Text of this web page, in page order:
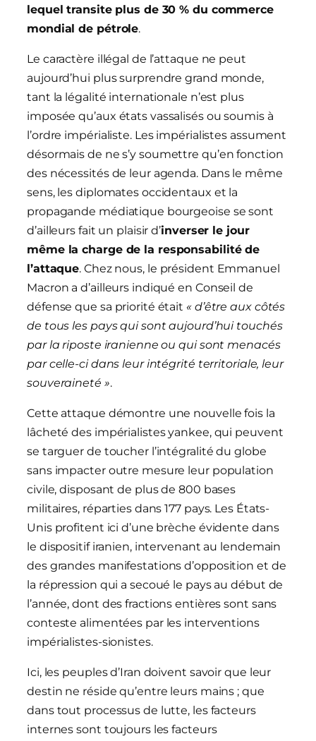
lequel transite plus de 30 % du commerce
mondial de pétrole.
Le caractère illégal de l’attaque ne peut
aujourd’hui plus surprendre grand monde,
tant la légalité internationale n’est plus
imposée qu’aux états vassalisés ou soumis à
l’ordre impérialiste. Les impérialistes assument
désormais de ne s’y soumettre qu’en fonction
des nécessités de leur agenda. Dans le même
sens, les diplomates occidentaux et la
propagande médiatique bourgeoise se sont
d’ailleurs fait un plaisir d’inverser le jour
même la charge de la responsabilité de
l’attaque. Chez nous, le président Emmanuel
Macron a d’ailleurs indiqué en Conseil de
défense que sa priorité était « d’être aux côtés
de tous les pays qui sont aujourd’hui touchés
par la riposte iranienne ou qui sont menacés
par celle-ci dans leur intégrité territoriale, leur
souveraineté ».
Cette attaque démontre une nouvelle fois la
lâcheté des impérialistes yankee, qui peuvent
se targuer de toucher l’intégralité du globe
sans impacter outre mesure leur population
civile, disposant de plus de 800 bases
militaires, réparties dans 177 pays. Les États-
Unis profitent ici d’une brèche évidente dans
le dispositif iranien, intervenant au lendemain
des grandes manifestations d’opposition et de
la répression qui a secoué le pays au début de
l’année, dont des fractions entières sont sans
conteste alimentées par les interventions
impérialistes-sionistes.
Ici, les peuples d’Iran doivent savoir que leur
destin ne réside qu’entre leurs mains ; que
dans tout processus de lutte, les facteurs
internes sont toujours les facteurs